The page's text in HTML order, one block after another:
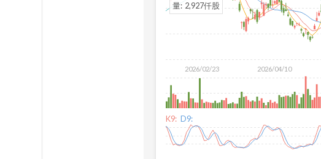
2026/02/23 2026/04/10
量: 2,927仟股
K9: D9: